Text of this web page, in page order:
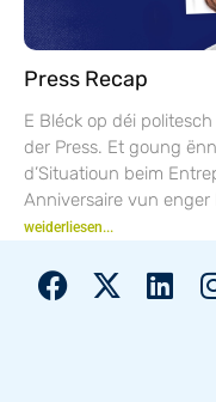
Press Recap
E Bléck op déi
der Press. Et goung
d’Situatioun beim
Anniversaire vun
weiderliesen...